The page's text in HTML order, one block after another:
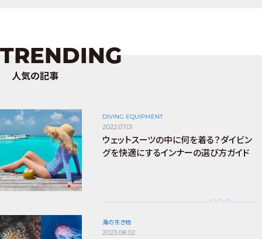
TRENDING
人気の記事
DIVING EQUIPMENT
2022.07.01
ウェットスーツの中に何を着る？ダイビン
グを快適にするインナーの選び方ガイド
海の生き物
2023.08.02